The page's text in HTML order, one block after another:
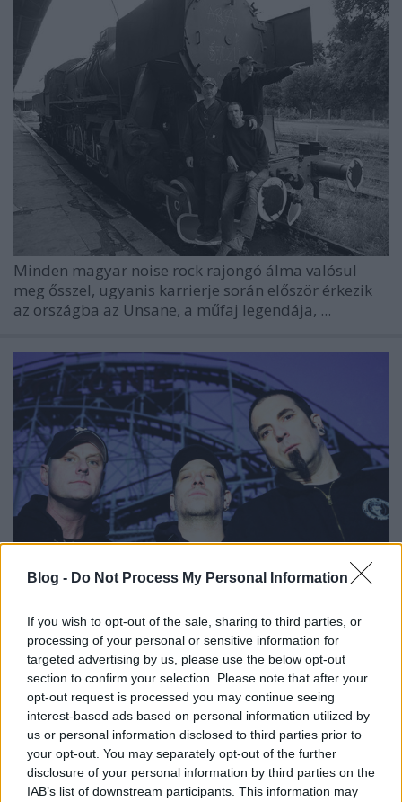
Blog - Do Not Process My Personal Information
If you wish to opt-out of the sale, sharing to third parties, or
processing of your personal or sensitive information for
targeted advertising by us, please use the below opt-out
section to confirm your selection. Please note that after your
opt-out request is processed you may continue seeing
interest-based ads based on personal information utilized by
us or personal information disclosed to third parties prior to
your opt-out. You may separately opt-out of the further
disclosure of your personal information by third parties on the
IAB’s list of downstream participants. This information may
Minden magyar noise rock rajongó álma valósul
meg ősszel, ugyanis karrierje során először érkezik
az országba az Unsane, a műfaj legendája, ...
Zajos, csúf és mocskos - Új dal az
Unsane-től
Nihil_AK•2017. június 02.